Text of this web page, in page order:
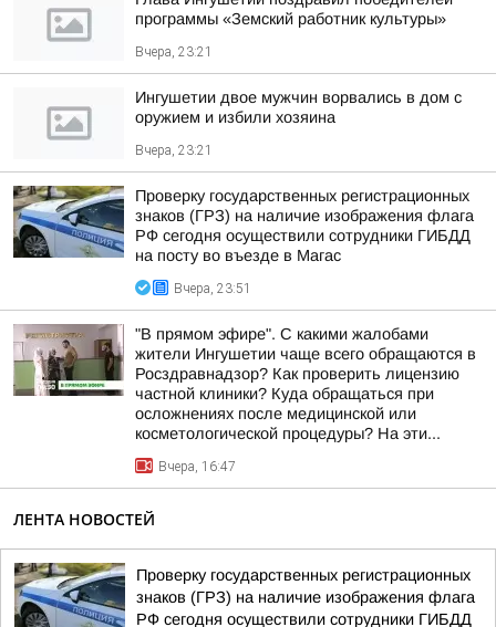
программы «Земский работник культуры»
Вчера, 23:21
Ингушетии двое мужчин ворвались в дом с
оружием и избили хозяина
Вчера, 23:21
Проверку государственных регистрационных
знаков (ГРЗ) на наличие изображения флага
РФ сегодня осуществили сотрудники ГИБДД
на посту во въезде в Магас
Вчера, 23:51
"В прямом эфире". С какими жалобами
жители Ингушетии чаще всего обращаются в
Росздравнадзор? Как проверить лицензию
частной клиники? Куда обращаться при
осложнениях после медицинской или
косметологической процедуры? На эти...
Вчера, 16:47
ЛЕНТА НОВОСТЕЙ
Проверку государственных регистрационных
знаков (ГРЗ) на наличие изображения флага
РФ сегодня осуществили сотрудники ГИБДД